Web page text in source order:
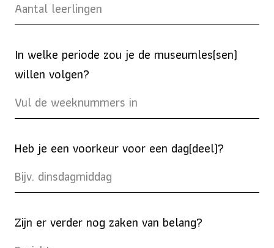
In welke periode zou je de museumles(sen)
willen volgen?
Heb je een voorkeur voor een dag(deel)?
Zijn er verder nog zaken van belang?